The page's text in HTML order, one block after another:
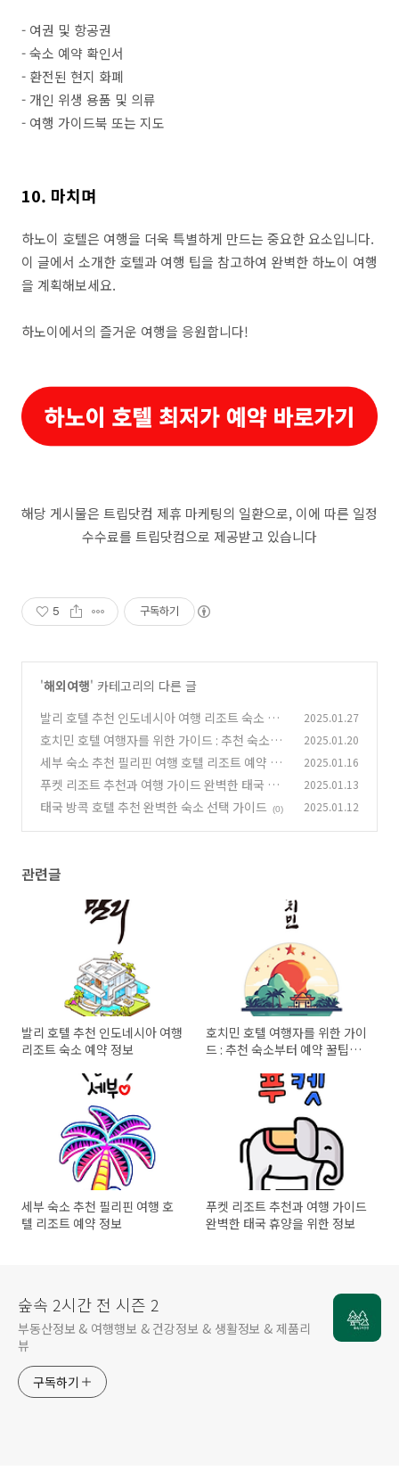
- 여권 및 항공권
- 숙소 예약 확인서
- 환전된 현지 화폐
- 개인 위생 용품 및 의류
- 여행 가이드북 또는 지도
10. 마치며
하노이 호텔은 여행을 더욱 특별하게 만드는 중요한 요소입니다.
이 글에서 소개한 호텔과 여행 팁을 참고하여 완벽한 하노이 여행
을 계획해보세요.
하노이에서의 즐거운 여행을 응원합니다!
해당 게시물은 트립닷컴 제휴 마케팅의 일환으로, 이에 따른 일정
수수료를 트립닷컴으로 제공받고 있습니다
5 구독하기
'해외여행' 카테고리의 다른 글
발리 호텔 추천 인도네시아 여행 리조트 숙소 예
약 정보
(0)
2025.01.27
호치민 호텔 여행자를 위한 가이드 : 추천 숙소부
터 예약 꿀팁까지
(0)
2025.01.20
세부 숙소 추천 필리핀 여행 호텔 리조트 예약 정
보
(0)
2025.01.16
푸켓 리조트 추천과 여행 가이드 완벽한 태국 휴
양을 위한 정보
(0)
2025.01.13
태국 방콕 호텔 추천 완벽한 숙소 선택 가이드 (0) 2025.01.12
관련글
발리 호텔 추천 인도네시아 여행
리조트 숙소 예약 정보
호치민 호텔 여행자를 위한 가이
드 : 추천 숙소부터 예약 꿀팁까
세부 숙소 추천 필리핀 여행 호
텔 리조트 예약 정보
푸켓 리조트 추천과 여행 가이드
완벽한 태국 휴양을 위한 정보
숲속 2시간 전 시즌 2
부동산정보 & 여행행보 & 건강정보 & 생활정보 & 제품리
뷰
구독하기